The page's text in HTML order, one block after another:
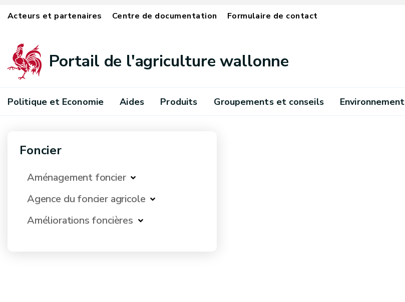
Acteurs et partenaires Centre de documentation Formulaire de contact
Portail de l'agriculture wallonne
Politique et Economie Aides Produits Groupements et conseils Environnement
Foncier
Aménagement foncier
Agence du foncier agricole
Améliorations foncières